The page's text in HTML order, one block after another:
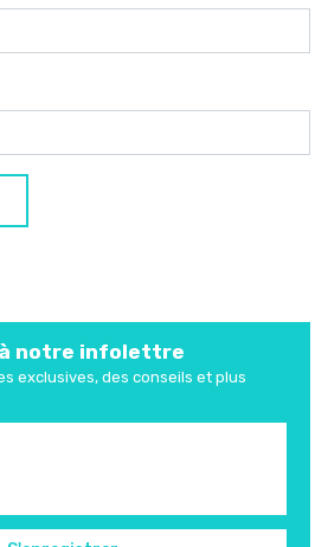
notre infolettre
exclusives, des conseils et plus